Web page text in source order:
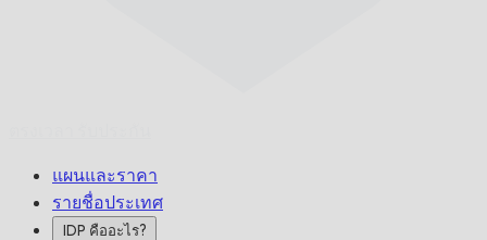
แผนและราคา
รายชื่อประเทศ
IDP คืออะไร?